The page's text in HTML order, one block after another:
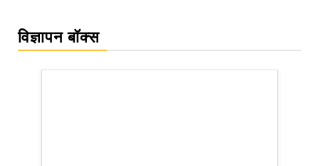
विज्ञापन बॉक्स